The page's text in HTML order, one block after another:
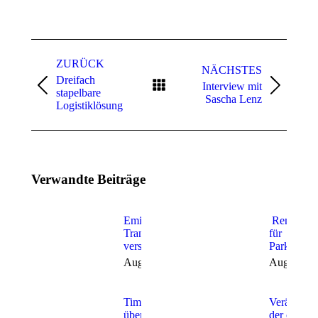
ZURÜCK
Dreifach
stapelbare
Logistiklösung
NÄCHSTES
Interview mit
Sascha Lenz
Verwandte Beiträge
Emissionsfreies
Transportangebot
verstärkt
August 7, 2026
Remote
für
August 6,
Timocom
übernimmt
der